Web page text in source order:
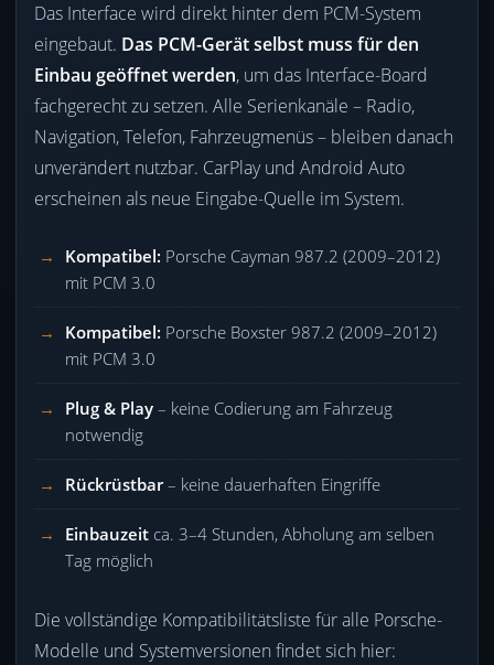
Das Interface wird direkt hinter dem PCM-System
eingebaut. Das PCM-Gerät selbst muss für den
Einbau geöffnet werden, um das Interface-Board
fachgerecht zu setzen. Alle Serienkanäle – Radio,
Navigation, Telefon, Fahrzeugmenüs – bleiben danach
unverändert nutzbar. CarPlay und Android Auto
erscheinen als neue Eingabe-Quelle im System.
Kompatibel: Porsche Cayman 987.2 (2009–2012)
mit PCM 3.0
Kompatibel: Porsche Boxster 987.2 (2009–2012)
mit PCM 3.0
Plug & Play – keine Codierung am Fahrzeug
notwendig
Rückrüstbar– keine dauerhaften Eingriffe
Einbauzeit ca. 3–4 Stunden, Abholung am selben
Tag möglich
Die vollständige Kompatibilitätsliste für alle Porsche-
Modelle und Systemversionen findet sich hier: